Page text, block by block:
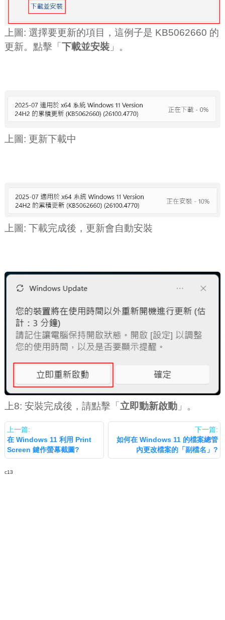
上圖: 選擇要更新的項目，這例子是 KB5062660 的
更新。點擊「 下載並安裝」。
上圖: 更新下載中
上圖: 下載完成後，更新會自動安裝
上8: 安裝完成後，請點擊「 立即動新啟動」。
上一篇:
在 Windows 11 利用 Print
Screen 鍵作螢幕截圖?
下一篇:
如何在 Windows 11 的檔案總管
內更改檔案的「副檔名」?
c13